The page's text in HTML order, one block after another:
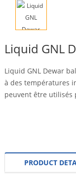
Liquid GNL
Liquid GNL Dewar
à des températures
peuvent être utilisés
PRODUCT